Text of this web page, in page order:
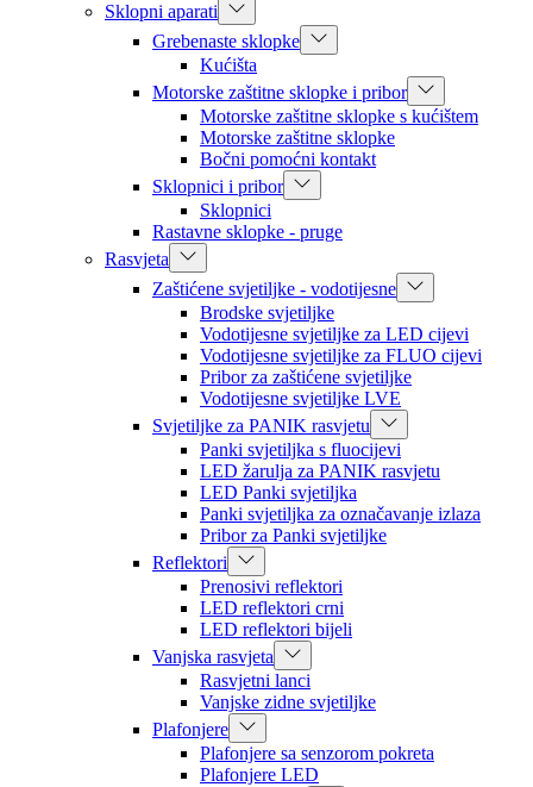
Sklopni aparati
Grebenaste sklopke
Kućišta
Motorske zaštitne sklopke i pribor
Motorske zaštitne sklopke s kućištem
Motorske zaštitne sklopke
Bočni pomoćni kontakt
Sklopnici i pribor
Sklopnici
Rastavne sklopke - pruge
Rasvjeta
Zaštićene svjetiljke - vodotijesne
Brodske svjetiljke
Vodotijesne svjetiljke za LED cijevi
Vodotijesne svjetiljke za FLUO cijevi
Pribor za zaštićene svjetiljke
Vodotijesne svjetiljke LVE
Svjetiljke za PANIK rasvjetu
Panki svjetiljka s fluocijevi
LED žarulja za PANIK rasvjetu
LED Panki svjetiljka
Panki svjetiljka za označavanje izlaza
Pribor za Panki svjetiljke
Reflektori
Prenosivi reflektori
LED reflektori crni
LED reflektori bijeli
Vanjska rasvjeta
Rasvjetni lanci
Vanjske zidne svjetiljke
Plafonjere
Plafonjere sa senzorom pokreta
Plafonjere LED